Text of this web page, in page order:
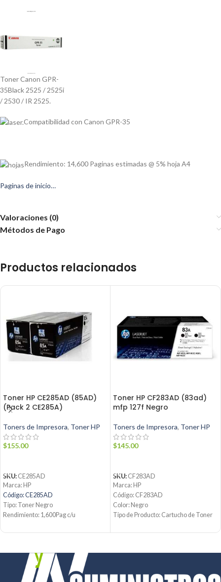
Toner Canon GPR-
35Black 2525 / 2525i
/ 2530 / IR 2525.
Compatibilidad con Canon GPR-35
Rendimiento: 14,600 Paginas estimadas @ 5% hoja A4
Paginas de inicio…
Valoraciones (0)
Métodos de Pago
Productos relacionados
Toner HP CE285AD (85AD)
(Pack 2 CE285A)
Toners de Impresora, Toner HP
$155.00
SKU: CE285AD
Marca: HP
Código: CE285AD
Tipo: Toner Negro
Rendimiento: 1,600Pag c/u
Producto: Original
Email:ventas@jynsuministros.com
📱 WhatsApp:
51 991 864 930
Toner HP CF283AD (83ad)
mfp 127f Negro
Toners de Impresora, Toner HP
$145.00
SKU: CF283AD
Marca: HP
Código: CF283AD
Color: Negro
Tipo de Producto: Cartucho de Toner
Tecnología de impresión: Laser
Condición: Nuevo
Email:ventas@jynsuministros.com